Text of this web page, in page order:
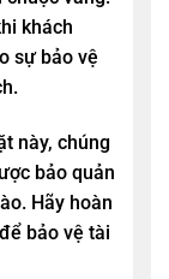
khách
sự bảo vệ
này, chúng
bảo quản
Hãy hoàn
bảo vệ tài